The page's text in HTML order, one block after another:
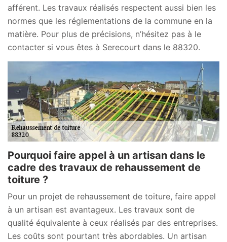
afférent. Les travaux réalisés respectent aussi bien les
normes que les réglementations de la commune en la
matière. Pour plus de précisions, n’hésitez pas à le
contacter si vous êtes à Serecourt dans le 88320.
Pourquoi faire appel à un artisan dans le
cadre des travaux de rehaussement de
toiture ?
Pour un projet de rehaussement de toiture, faire appel
à un artisan est avantageux. Les travaux sont de
qualité équivalente à ceux réalisés par des entreprises.
Les coûts sont pourtant très abordables. Un artisan